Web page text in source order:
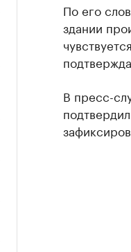
По его
здании
В пресс-